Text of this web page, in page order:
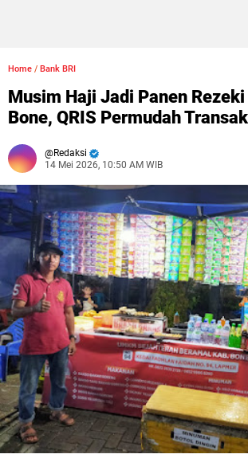
Home / Bank BRI
Musim Haji Jadi Panen
Bone, QRIS Permudah
Redaksi
14 Mei 2026, 10:50 AM WIB